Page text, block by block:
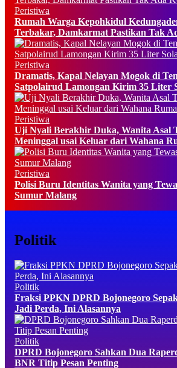
Peristiwa
Rumah Warga Kepohkidul
Terbakar, Damkarmat Pastikan Tak
Peristiwa
Dramatis, Kapal Nelayan Mogok di
Satpolairud Lamongan Kirim 35 Liter
Peristiwa
Uji Nyali Berakhir Duka, Wanita Asal
Meninggal usai Keluar dari Wahana
Peristiwa
Polisi Buru Identitas Wanita yang
Sumur Malang
Politik
Politik
Fraksi PPKN DPRD Bojonegoro
Jadi Perda, Ini Alasannya
Politik
DPRD Bojonegoro Sahkan Dua
BNR Titip Pesan Penting